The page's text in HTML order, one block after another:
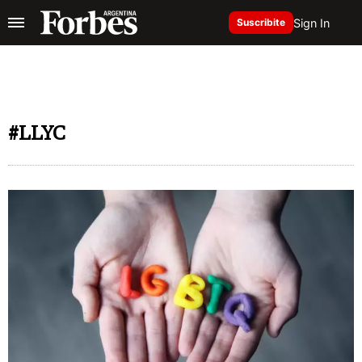
Suscribite Sign In
#LLYC